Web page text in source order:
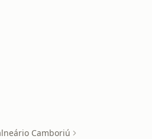
Camboriú